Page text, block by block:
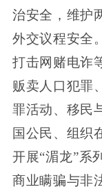
治安全，维护
外交议程安全
打击网赌电诈
贩卖人口犯罪
罪活动、移民
国公民、组织
开展“湄龙”系
商业瞒骗与非